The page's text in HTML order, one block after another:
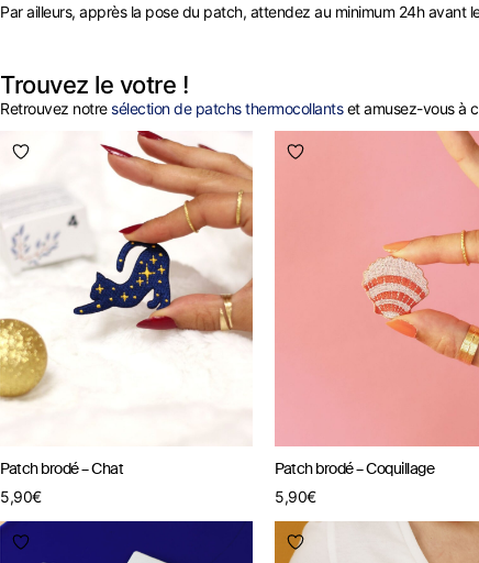
Par ailleurs, apprès la pose du patch, attendez au minimum 24h avant
Trouvez le votre !
Retrouvez notresélection de patchs thermocollantset amusez-vous à
Patch brodé – Chat
5,90€
Patch brodé – Coquillage
5,90€